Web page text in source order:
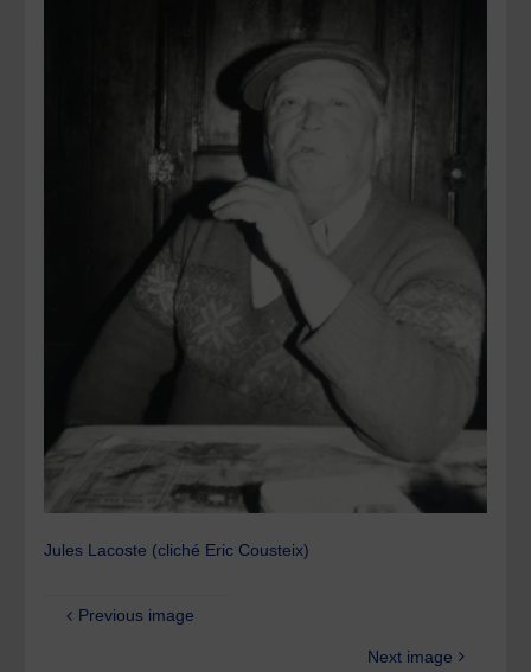
Jules Lacoste (cliché Eric Cousteix)
Previous image
Next image